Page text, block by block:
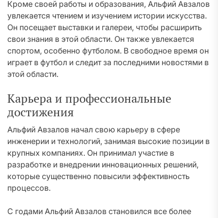
Кроме своей работы и образования, Альфий Авзалов
увлекается чтением и изучением истории искусства.
Он посещает выставки и галереи, чтобы расширить
свои знания в этой области. Он также увлекается
спортом, особенно футболом. В свободное время он
играет в футбол и следит за последними новостями в
этой области.
Карьера и профессиональные
достижения
Альфий Авзалов начал свою карьеру в сфере
инженерии и технологий, занимая высокие позиции в
крупных компаниях. Он принимал участие в
разработке и внедрении инновационных решений,
которые существенно повысили эффективность
процессов.
С годами Альфий Авзалов становился все более